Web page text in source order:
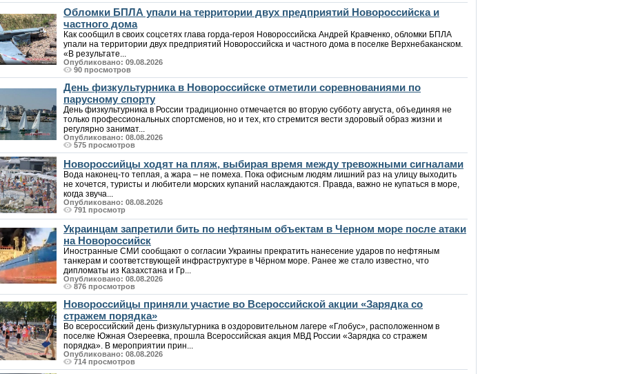
Обломки БПЛА упали на территории двух предприятий Новороссийска и
частного дома
Как сообщил в своих соцсетях глава горда-героя Новороссийска Андрей Кравченко, обломки БПЛА
упали на территории двух предприятий Новороссийска и частного дома в поселке Верхнебаканском.
«В результате...
Опубликовано: 09.08.2026
90 просмотров
День физкультурника в Новороссийске отметили соревнованиями по
парусному спорту
День физкультурника в России традиционно отмечается во вторую субботу августа, объединяя не
только профессиональных спортсменов, но и тех, кто стремится вести здоровый образ жизни и
регулярно занимат...
Опубликовано: 08.08.2026
575 просмотров
Новороссийцы ходят на пляж, выбирая время между тревожными сигналами
Вода наконец-то теплая, а жара – не помеха. Пока офисным людям лишний раз на улицу выходить
не хочется, туристы и любители морских купаний наслаждаются. Правда, важно не купаться в море,
когда звуча...
Опубликовано: 08.08.2026
791 просмотр
Украинцам запретили бить по нефтяным объектам в Черном море после атаки
на Новороссийск
Иностранные СМИ сообщают о согласии Украины прекратить нанесение ударов по нефтяным
танкерам и соответствующей инфраструктуре в Чёрном море. Ранее же стало известно, что
дипломаты из Казахстана и Гр...
Опубликовано: 08.08.2026
876 просмотров
Новороссийцы приняли участие во Всероссийской акции «Зарядка со
стражем порядка»
Во всероссийский день физкультурника в оздоровительном лагере «Глобус», расположенном в
поселке Южная Озереевка, прошла Всероссийская акция МВД России «Зарядка со стражем
порядка». В мероприятии прин...
Опубликовано: 08.08.2026
714 просмотров